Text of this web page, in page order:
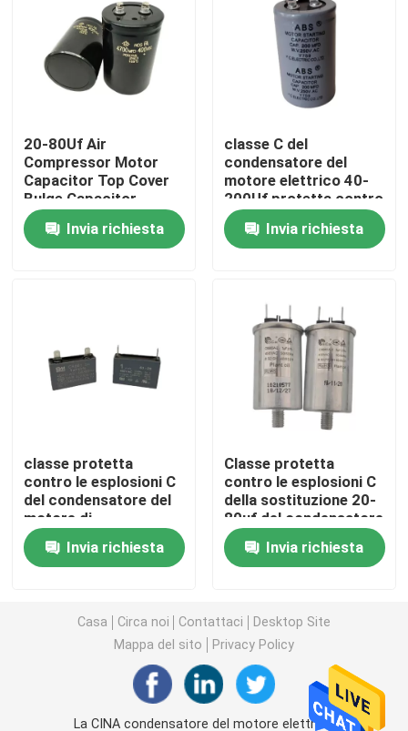
Giro della fabbrica
Controllo di qualità
Contattici
Motore di CA BLDC
Motore del ventilatore del condizionatore d'aria
Motore elettrico della pompa idraulica
Motore dell'ingranaggio di CC di CA
Un motore industriale di 3 fasi
Ventilatori elicoidali industriali
20-80Uf Air
Compressor Motor
Capacitor Top Cover
Bulge Capacitor
Invia richiesta
classe C del
condensatore del
motore elettrico 40-
200Uf protetta contro
le esplosioni per il
motore della lavatrice
Invia richiesta
classe protetta
contro le esplosioni C
del condensatore del
motore di
elettroventola 1-
200Uf per il motore
del ventilatore del
Invia richiesta
Classe protetta
contro le esplosioni C
della sostituzione 20-
80uf del condensatore
del motore elettrico
per le lampade a
alogenuri metallici
Invia richiesta
Casa Circa noi Contattaci
Desktop Site
Mappa del sito
Privacy Policy
La CINA condensatore del motore elettrico